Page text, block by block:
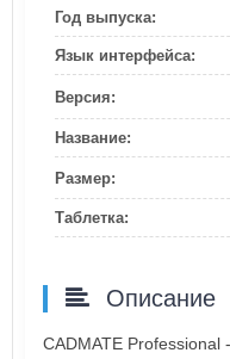
Год выпуска:
Язык интерфейса:
Версия:
Название:
Размер:
Таблетка:
Описание
CADMATE Professional